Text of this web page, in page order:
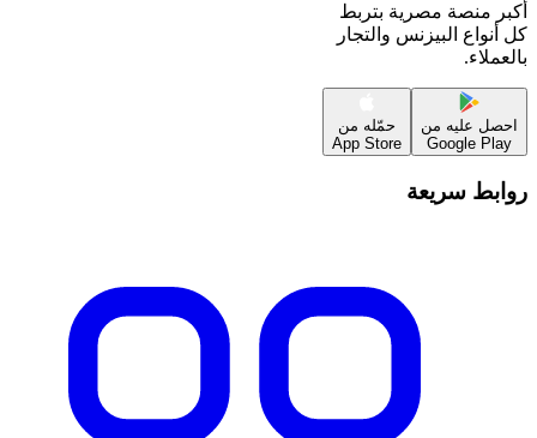
أكبر منصة مصرية بتربط
كل أنواع البيزنس والتجار
بالعملاء.
احصل عليه من
Google Play
حمّله من
App Store
روابط سريعة